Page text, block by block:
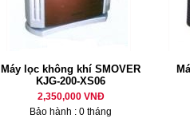
Máy lọc không khí SMOVER
KJG-200-XS06
2,350,000 VNĐ
Bảo hành : 0 tháng